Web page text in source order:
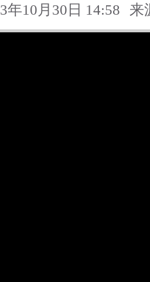
年10月30日 14:58 来